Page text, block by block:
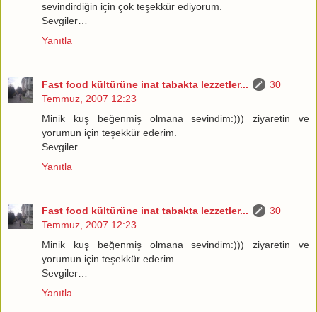
sevindirdiğin için çok teşekkür ediyorum.
Sevgiler…
Yanıtla
Fast food kültürüne inat tabakta lezzetler...
30
Temmuz, 2007 12:23
Minik kuş beğenmiş olmana sevindim:))) ziyaretin ve
yorumun için teşekkür ederim.
Sevgiler…
Yanıtla
Fast food kültürüne inat tabakta lezzetler...
30
Temmuz, 2007 12:23
Minik kuş beğenmiş olmana sevindim:))) ziyaretin ve
yorumun için teşekkür ederim.
Sevgiler…
Yanıtla